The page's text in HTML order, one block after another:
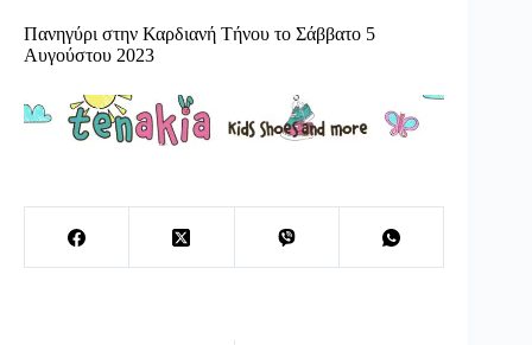
Πανηγύρι στην Καρδιανή Τήνου το Σάββατο 5
Αυγούστου 2023